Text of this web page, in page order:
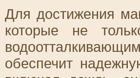
Для достижения
которые не
обеспечит